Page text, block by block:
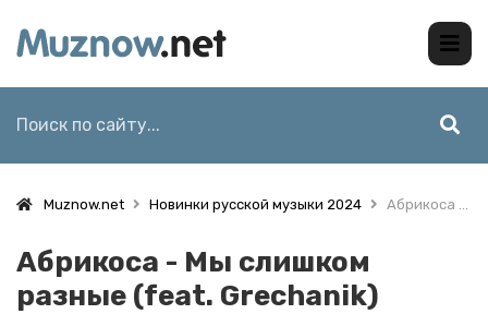
Muznow.net Новинки русской музыки 2024 Абрикоса - Мы слишком разные (feat. Grechanik)
Абрикоса - Мы слишком
разные (feat. Grechanik)